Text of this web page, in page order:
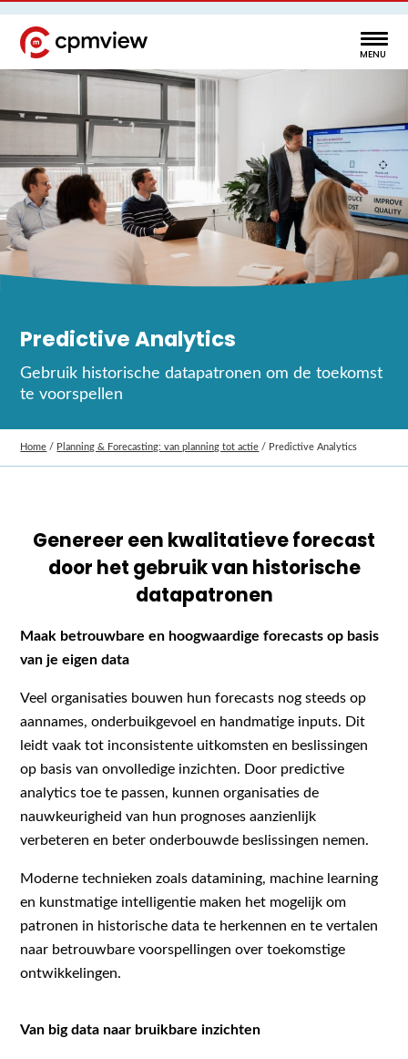
Predictive Analytics
Gebruik historische datapatronen om de toekomst
te voorspellen
Home / Planning & Forecasting: van planning tot actie / Predictive Analytics
Genereer een kwalitatieve forecast
door het gebruik van historische
datapatronen
Maak betrouwbare en hoogwaardige forecasts op basis
van je eigen data
Veel organisaties bouwen hun forecasts nog steeds op
aannames, onderbuikgevoel en handmatige inputs. Dit
leidt vaak tot inconsistente uitkomsten en beslissingen
op basis van onvolledige inzichten. Door predictive
analytics toe te passen, kunnen organisaties de
nauwkeurigheid van hun prognoses aanzienlijk
verbeteren en beter onderbouwde beslissingen nemen.
Moderne technieken zoals datamining, machine learning
en kunstmatige intelligentie maken het mogelijk om
patronen in historische data te herkennen en te vertalen
naar betrouwbare voorspellingen over toekomstige
ontwikkelingen.
Van big data naar bruikbare inzichten